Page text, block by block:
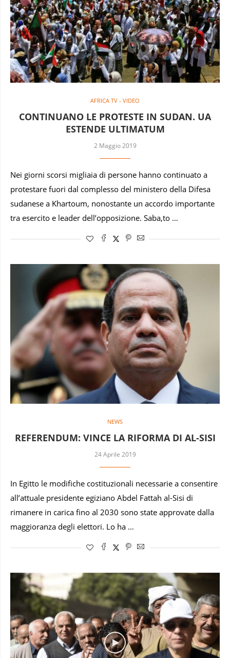
AFRICA TV - VIDEO
CONTINUANO LE PROTESTE IN SUDAN. UA
ESTENDE ULTIMATUM
2 Maggio 2019
Nei giorni scorsi migliaia di persone hanno continuato a
protestare fuori dal complesso del ministero della Difesa
sudanese a Khartoum, nonostante un accordo importante
tra esercito e leader dell’opposizione. Saba,to …
NEWS
REFERENDUM: VINCE LA RIFORMA DI AL-SISI
24 Aprile 2019
In Egitto le modifiche costituzionali necessarie a consentire
all’attuale presidente egiziano Abdel Fattah al-Sisi di
rimanere in carica fino al 2030 sono state approvate dalla
maggioranza degli elettori. Lo ha …